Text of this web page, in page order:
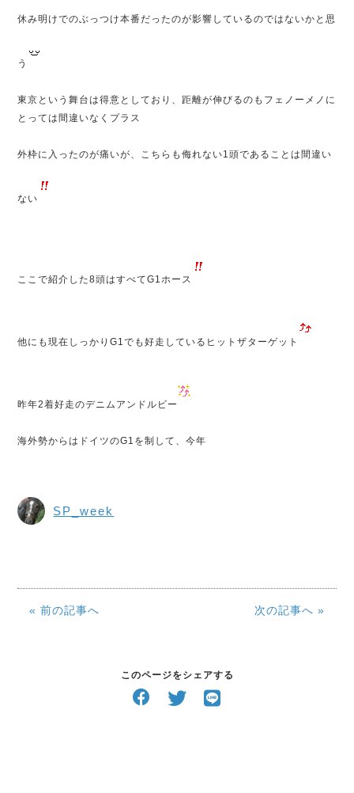
休み明けでのぶっつけ本番だったのが影響しているのではないかと思
う
東京という舞台は得意としており、距離が伸びるのもフェノーメノに
とっては間違いなくプラス
外枠に入ったのが痛いが、こちらも侮れない1頭であることは間違い
ない
ここで紹介した8頭はすべてG1ホース
他にも現在しっかりG1でも好走しているヒットザターゲット
昨年2着好走のデニムアンドルビー
海外勢からはドイツのG1を制して、今年
SP_week
« 前の記事へ 次の記事へ »
このページをシェアする